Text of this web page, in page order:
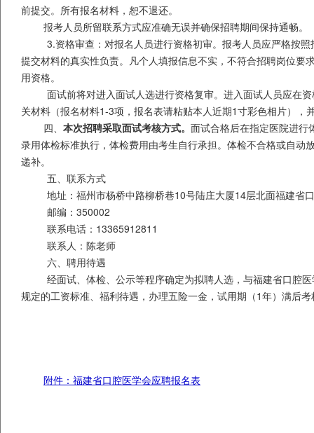
前提交。所有报名材料，恕不退还。
报考人员所留联系方式应准确无误并确保招聘期间保持通畅。
3.资格审查：对报名人员进行资格初审。报考人员应严格按
提交材料的真实性负责。凡个人填报信息不实，不符合招聘岗位要
用资格。
面试前将对进入面试人选进行资格复审。进入面试人员应在
关材料（报名材料1-3项，报名表请粘贴本人近期1寸彩色相片），
四、 本次招聘采取面试考核方式。 面试合格后在指定医院进行
录用体检标准执行，体检费用由考生自行承担。体检不合格或自动
递补。
五、联系方式
地址：福州市杨桥中路柳桥巷10号陆庄大厦14层北面福建省
邮编：350002
联系电话： 13365912811
联系人：陈老师
六、聘用待遇
经面试、体检、公示等程序确定为拟聘人选，与福建省口腔
规定的工资标准、福利待遇，办理五险一金，试用期（1年）满后
附件：福建省口腔医学会应聘报名表